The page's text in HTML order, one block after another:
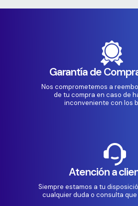
Garantía de
Nos comprometemos a
de tu compra en caso de
inconveniente con los
Atención a
Siempre estamos a tu
cualquier duda o consulta